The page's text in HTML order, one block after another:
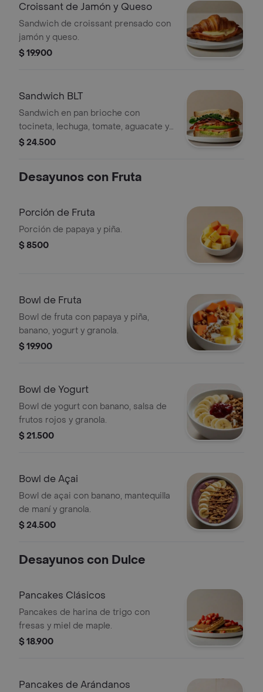
Croissant de Jamón y Queso
Sandwich de croissant prensado con
jamón y queso.
$ 19.900
Sandwich BLT
Sandwich en pan brioche con
tocineta, lechuga, tomate, aguacate y
mayonesa picante.
$ 24.500
Desayunos con Fruta
Porción de Fruta
Porción de papaya y piña.
$ 8500
Bowl de Fruta
Bowl de fruta con papaya y piña,
banano, yogurt y granola.
$ 19.900
Bowl de Yogurt
Bowl de yogurt con banano, salsa de
frutos rojos y granola.
$ 21.500
Bowl de Açai
Bowl de açai con banano, mantequilla
de maní y granola.
$ 24.500
Desayunos con Dulce
Pancakes Clásicos
Pancakes de harina de trigo con
fresas y miel de maple.
$ 18.900
Pancakes de Arándanos